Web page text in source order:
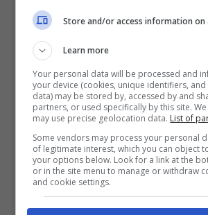
soffiarli via.
A cosa si pensa
medita?
Store and/or access information on
Learn more
Your personal data will be processed and
your device (cookies, unique identifiers,
data) may be stored by, accessed by and
partners, or used specifically by this site.
may use precise geolocation data. List of
Some vendors may process your personal
of legitimate interest, which you can object
your options below. Look for a link at the
or in the site menu to manage or withdraw
and cookie settings.